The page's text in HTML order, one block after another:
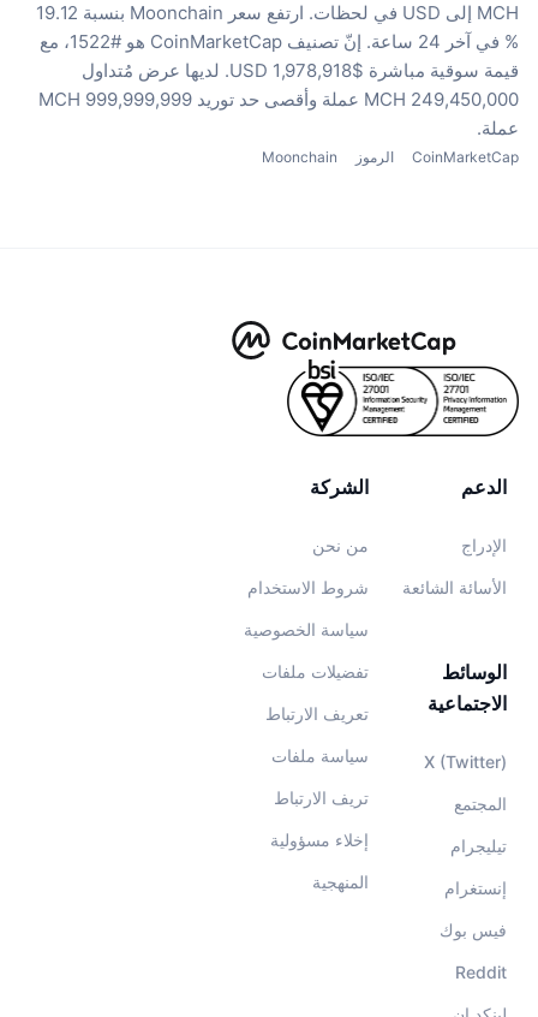
MCH إلى USD في لحظات.
ارتفع سعر Moonchain بنسبة 19.12
% في آخر 24 ساعة.
إنّ تصنيف CoinMarketCap هو #1522، مع
قيمة سوقية مباشرة $1,978,918 USD.
لديها عرض مُتداول
249,450,000 MCH عملة
وأقصى حد توريد 999,999,999 MCH
عملة.
CoinMarketCap الرموز Moonchain
الشركة
من نحن
شروط الاستخدام
سياسة الخصوصية
تفضيلات ملفات
تعريف الارتباط
سياسة ملفات
تريف الارتباط
إخلاء مسؤولية
المنهجية
الدعم
الإدراج
الأسائة الشائعة
الوسائط
الاجتماعية
X (Twitter)
المجتمع
تيليجرام
إنستغرام
فيس بوك
Reddit